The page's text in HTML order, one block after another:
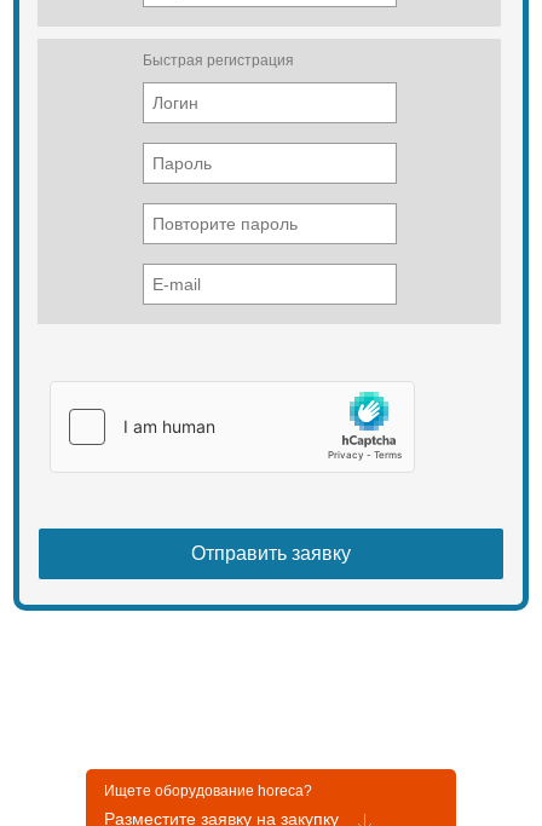
Быстрая регистрация
Ищете оборудование horeca?
Разместите заявку на закупку